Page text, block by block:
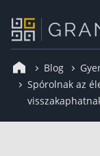
Pénzügyi
Nyugdíj
Blog
Spórolnak az